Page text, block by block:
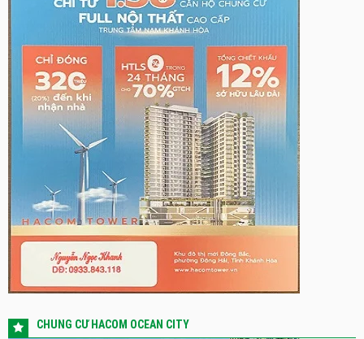
CHUNG CƯ HACOM OCEAN CITY